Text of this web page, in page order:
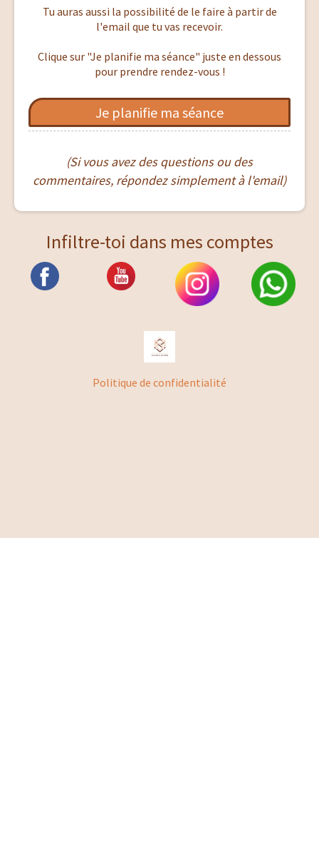
Tu auras aussi la possibilité de le faire à partir de
l'email que tu vas recevoir.
Clique sur "Je planifie ma séance" juste en dessous
pour prendre rendez-vous !
Je planifie ma séance
(Si vous avez des questions ou des
commentaires, répondez simplement à l'email)
Infiltre-toi dans mes comptes
Politique de confidentialité